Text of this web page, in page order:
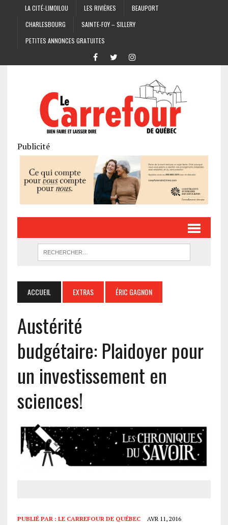
LA CITÉ-LIMOILOU LES RIVIÈRES
BEAUPORT
CHARLESBOURG
SAINTE-FOY – SILLERY
PETITES ANNONCES GRATUITES
Publicité
ACCUEIL EXTRAS ÉRIC GAGNON
Austérité
budgétaire: Plaidoyer pour
un investissement en
sciences!
PUBLIÉ PAR : LE CARREFOUR DE QUÉBEC AVR 11, 2016